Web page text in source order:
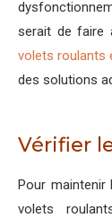
serait de faire
volets roulants
des solutions
Vérifier
Pour
volets